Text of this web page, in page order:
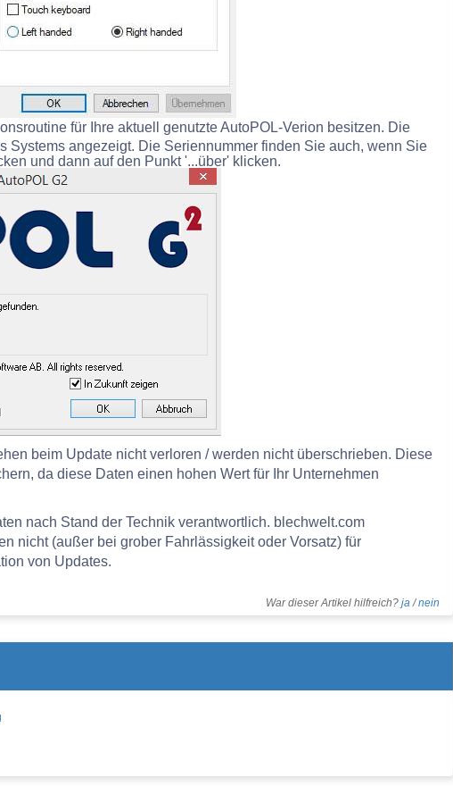
für Ihre aktuell genutzte AutoPOL-Verion besitzen. Die
Systems angezeigt. Die Seriennummer finden Sie auch, wenn Sie
und dann auf den Punkt '...über' klicken.
beim Update nicht verloren / werden nicht überschrieben. Diese
da diese Daten einen hohen Wert für Ihr Unternehmen
nach Stand der Technik verantwortlich. blechwelt.com
nicht (außer bei grober Fahrlässigkeit oder Vorsatz) für
von Updates.
War dieser Artikel hilfreich? ja/nein